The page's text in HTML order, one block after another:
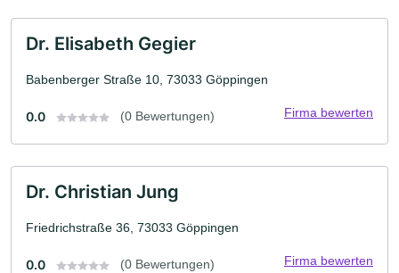
Dr. Elisabeth Gegier
Babenberger Straße 10, 73033 Göppingen
0.0 (0 Bewertungen) Firma bewerten
Dr. Christian Jung
Friedrichstraße 36, 73033 Göppingen
0.0 (0 Bewertungen) Firma bewerten